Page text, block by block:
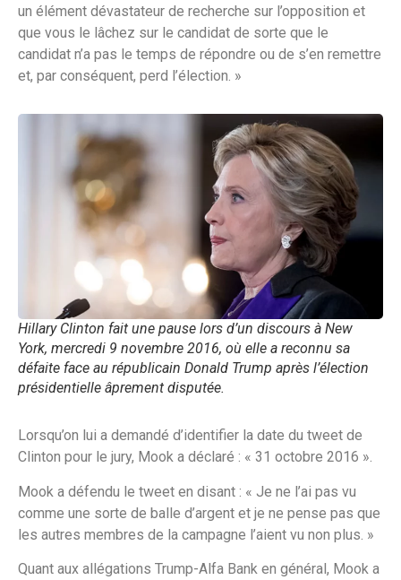
un élément dévastateur de recherche sur l’opposition et
que vous le lâchez sur le candidat de sorte que le
candidat n’a pas le temps de répondre ou de s’en remettre
et, par conséquent, perd l’élection. »
Hillary Clinton fait une pause lors d’un discours à New
York, mercredi 9 novembre 2016, où elle a reconnu sa
défaite face au républicain Donald Trump après l’élection
présidentielle âprement disputée.
Lorsqu’on lui a demandé d’identifier la date du tweet de
Clinton pour le jury, Mook a déclaré : « 31 octobre 2016 ».
Mook a défendu le tweet en disant : « Je ne l’ai pas vu
comme une sorte de balle d’argent et je ne pense pas que
les autres membres de la campagne l’aient vu non plus. »
Quant aux allégations Trump-Alfa Bank en général, Mook a